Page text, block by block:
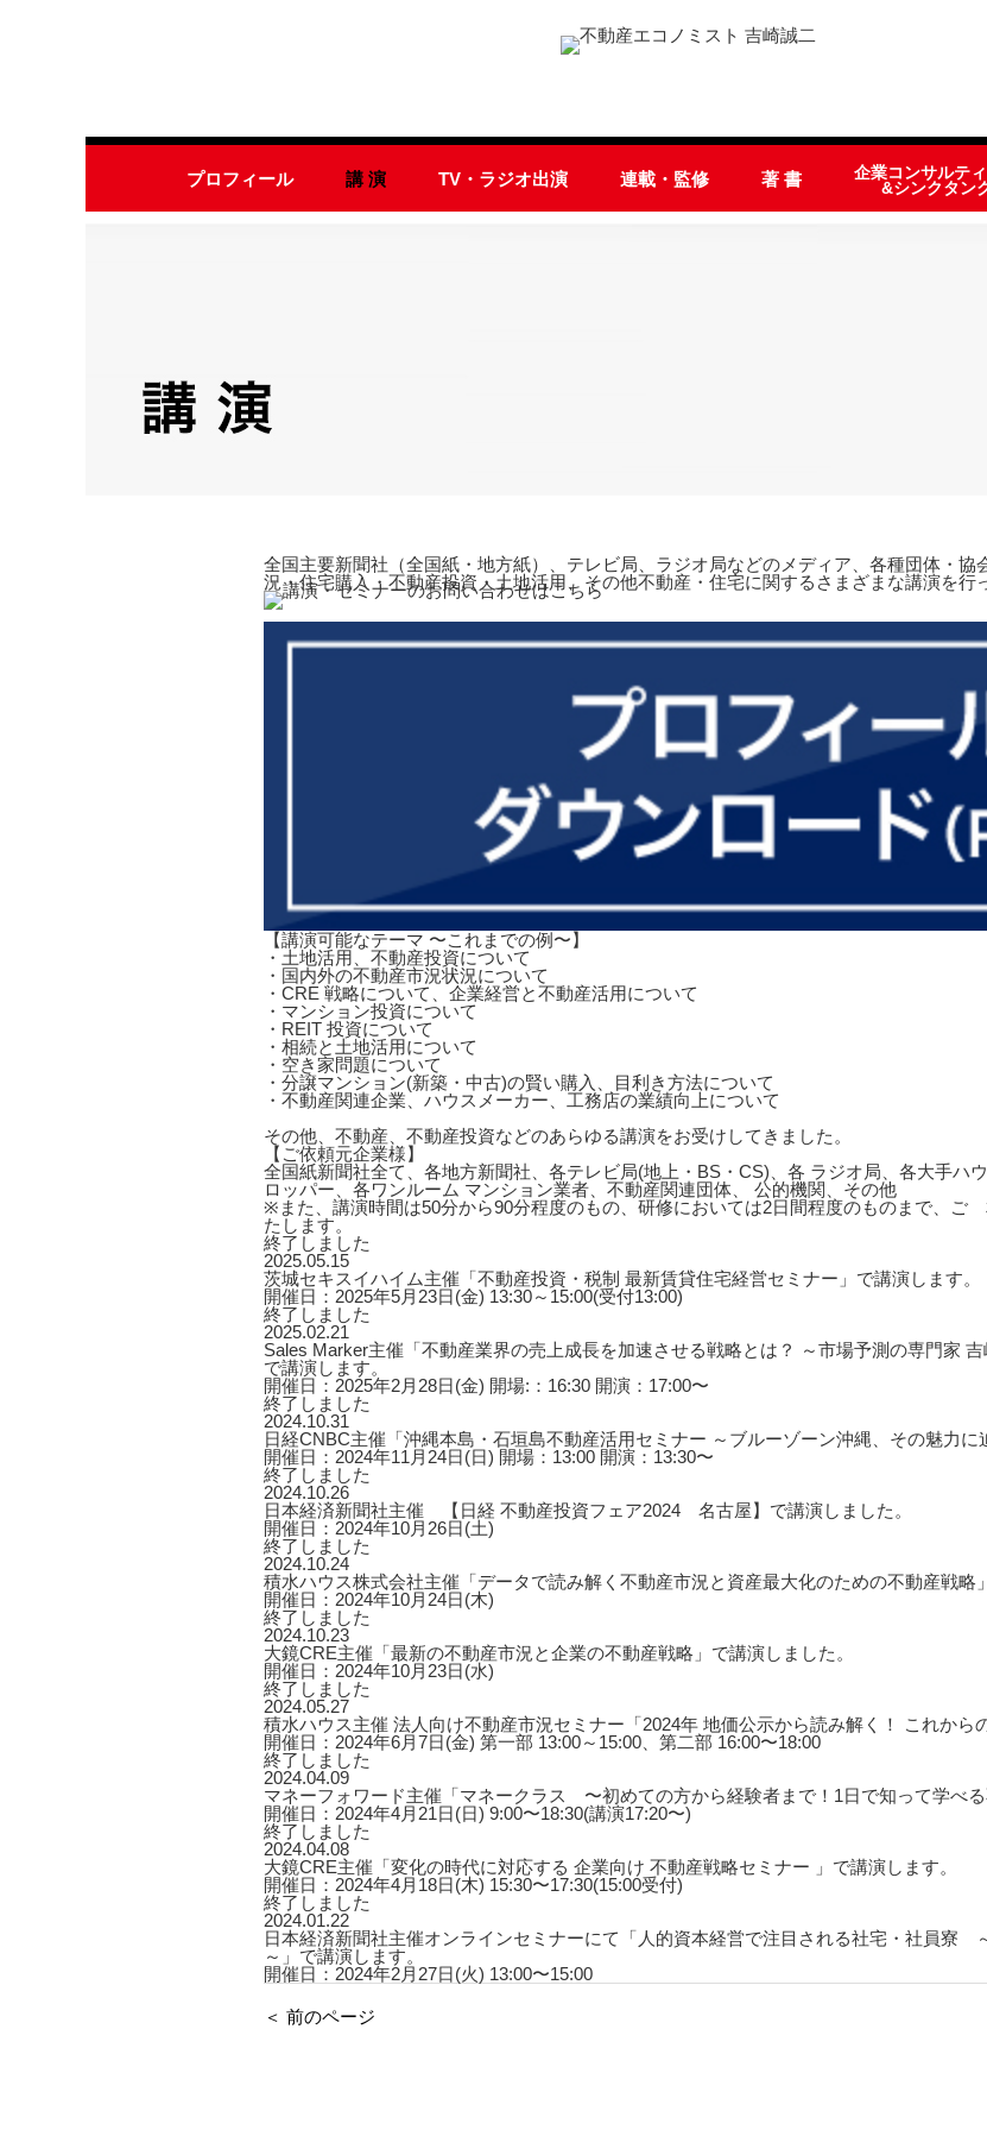
プロフィール 講 演 TV・ラジオ出演 連載・監修 著 書
企業コンサルテ
&シンクタン
全国主要新聞社（全国紙・地方紙）、テレビ局、ラジオ局などのメディア、各種団体・
況・住宅購入・不動産投資・土地活用、その他不動産・住宅に関するさまざまな講演を行
【講演可能なテーマ 〜これまでの例〜】
・土地活用、不動産投資について
・国内外の不動産市況状況について
・CRE 戦略について、企業経営と不動産活用について
・マンション投資について
・REIT 投資について
・相続と土地活用について
・空き家問題について
・分譲マンション(新築・中古)の賢い購入、目利き方法について
・不動産関連企業、ハウスメーカー、工務店の業績向上について
その他、不動産、不動産投資などのあらゆる講演をお受けしてきました。
【ご依頼元企業様】
全国紙新聞社全て、各地方新聞社、各テレビ局(地上・BS・CS)、各 ラジオ局、各大手ハ
ロッパー、各ワンルーム マンション業者、不動産関連団体、 公的機関、その他
※また、講演時間は50分から90分程度のもの、研修においては2日間程度のものまで、
たします。
終了しました
2025.05.15
茨城セキスイハイム主催「不動産投資・税制 最新賃貸住宅経営セミナー」で講演します。
開催日：2025年5月23日(金) 13:30～15:00(受付13:00)
終了しました
2025.02.21
Sales Marker主催「不動産業界の売上成長を加速させる戦略とは？ ～市場予測の専門家
で講演します。
開催日：2025年2月28日(金) 開場:：16:30 開演：17:00〜
終了しました
2024.10.31
日経CNBC主催「沖縄本島・石垣島不動産活用セミナー ～ブルーゾーン沖縄、その魅力に
開催日：2024年11月24日(日) 開場：13:00 開演：13:30〜
終了しました
2024.10.26
日本経済新聞社主催 【日経 不動産投資フェア2024 名古屋】で講演しました。
開催日：2024年10月26日(土)
終了しました
2024.10.24
積水ハウス株式会社主催「データで読み解く不動産市況と資産最大化のための不動産戦略
開催日：2024年10月24日(木)
終了しました
2024.10.23
大鏡CRE主催「最新の不動産市況と企業の不動産戦略」で講演しました。
開催日：2024年10月23日(水)
終了しました
2024.05.27
積水ハウス主催 法人向け不動産市況セミナー「2024年 地価公示から読み解く！ これから
開催日：2024年6月7日(金) 第一部 13:00～15:00、第二部 16:00〜18:00
終了しました
2024.04.09
マネーフォワード主催「マネークラス 〜初めての方から経験者まで！1日で知って学べる
開催日：2024年4月21日(日) 9:00〜18:30(講演17:20〜)
終了しました
2024.04.08
大鏡CRE主催「変化の時代に対応する 企業向け 不動産戦略セミナー 」で講演します。
開催日：2024年4月18日(木) 15:30〜17:30(15:00受付)
終了しました
2024.01.22
日本経済新聞社主催オンラインセミナーにて「人的資本経営で注目される社宅・社員寮
～」で講演します。
開催日：2024年2月27日(火) 13:00〜15:00
＜ 前のページ